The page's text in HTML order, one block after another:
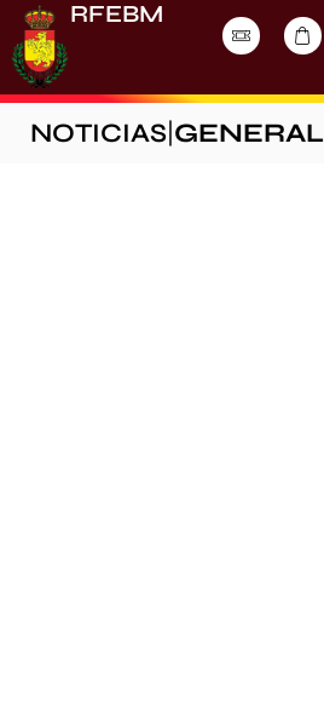
RFEBM
NOTICIAS GENERAL